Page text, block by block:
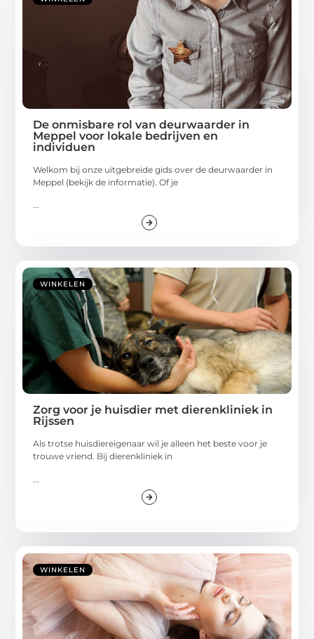
De onmisbare rol van deurwaarder in
Meppel voor lokale bedrijven en
individuen
Welkom bij onze uitgebreide gids over de deurwaarder in
Meppel (bekijk de informatie). Of je
WINKELEN
Zorg voor je huisdier met dierenkliniek in
Rijssen
Als trotse huisdiereigenaar wil je alleen het beste voor je
trouwe vriend. Bij dierenkliniek in
WINKELEN